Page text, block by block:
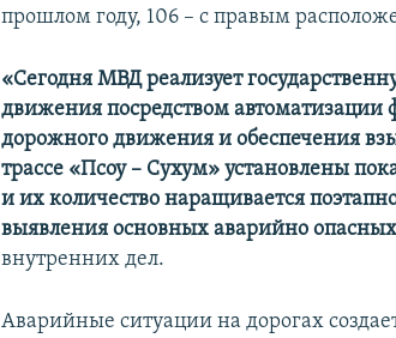
прошлом году, 106 – с правым
«Сегодня МВД реализует
движения посредством
дорожного движения и обеспечения
трассе «Псоу – Сухум» установлены
и их количество наращивается
выявления основных аварийно
внутренних дел.
Аварийные ситуации на дорогах